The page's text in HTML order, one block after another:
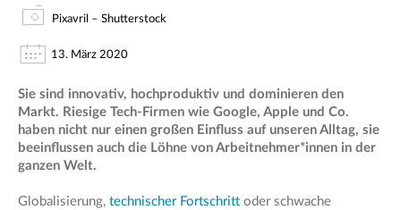
Pixavril – Shutterstock
13. März 2020
Sie sind innovativ, hochproduktiv und dominieren den
Markt. Riesige Tech-Firmen wie Google, Apple und Co.
haben nicht nur einen großen Einfluss auf unseren Alltag, sie
beeinflussen auch die Löhne von Arbeitnehmer*innen in der
ganzen Welt.
Globalisierung, technischer Fortschritt oder schwache